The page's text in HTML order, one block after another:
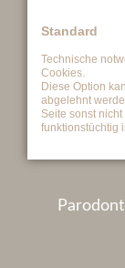
Standard
Technische
Cookies.
Diese Option
abgelehnt
Seite sonst nicht
funktionstüchtig